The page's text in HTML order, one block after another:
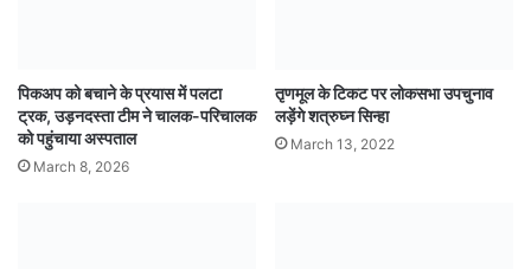
पिकअप को बचाने के प्रयास में पलटा
ट्रक, उड़नदस्ता टीम ने चालक-परिचालक
को पहुंचाया अस्पताल
March 8, 2026
तृणमूल के टिकट पर लोकसभा उपचुनाव
लड़ेंगे शत्रुघ्न सिन्हा
March 13, 2022